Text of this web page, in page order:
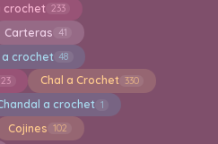
crochet 233
Carteras 41
crochet 48
Chal a Crochet 330
a crochet 1
Cojines 102